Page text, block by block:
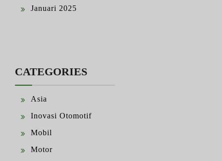
Januari 2025
CATEGORIES
Asia
Inovasi Otomotif
Mobil
Motor